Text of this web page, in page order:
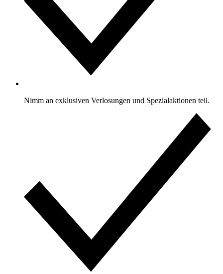
Nimm an exklusiven Verlosungen und Spezialaktionen teil.